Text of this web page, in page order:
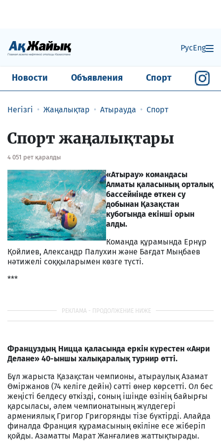
РусEng
Новости Объявления Спорт
Негізгі Жаңалықтар Атырауда Спорт
Спорт жаңалықтары
4 051 рет қаралды
«Атырау» командасы
Алматы қаласының орталық
бассейнінде өткен су
добынан Қазақстан
кубогында екінші орын
алды.
Команда құрамында Ернұр
Қойлиев, Александр Палухин және Бағдат Мыңбаев
нәтижелі соққыларымен көзге түсті.
***
Француздың Ницца қаласында еркін күрестен «Анри
Делане» 40-ыншы халықаралық турнир өтті.
Бұл жарыста Қазақстан чемпионы, атыраулық Азамат
Өміржанов (74 келіге дейін) сәтті өнер көрсетті. Ол бес
жеңісті белдесу өткізді, соның ішінде өзінің байырғы
қарсыласы, әлем чемпионатының жүлдегері
армениялық Григор Григорянды тізе бүктірді. Алайда
финалда Франция құрамасының өкіліне есе жіберіп
қойды. Азаматты Марат Жанғалиев жаттықтырады.